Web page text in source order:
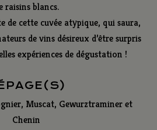
raisins blancs.
de cette cuvée atypique, qui saura,
de vins désireux d’être surpris
expériences de dégustation !
Muscat, Gewurztraminer et
Chenin